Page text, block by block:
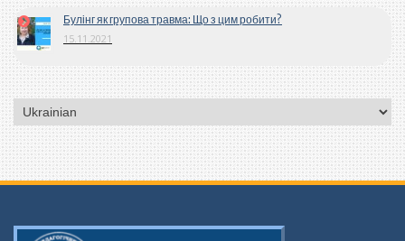
Булінг як групова травма: Що з цим робити?
15.11.2021
Вибрати
мову